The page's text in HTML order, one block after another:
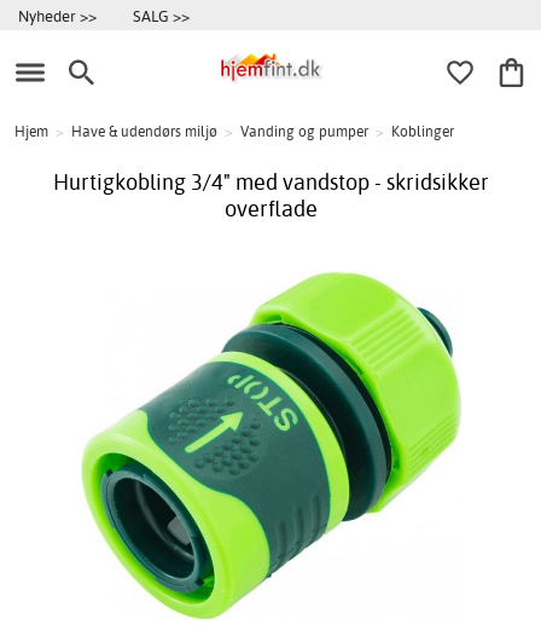
Nyheder >> SALG >>
Hjem > Have & udendørs miljø > Vanding og pumper > Koblinger
Hurtigkobling 3/4" med vandstop - skridsikker
overflade